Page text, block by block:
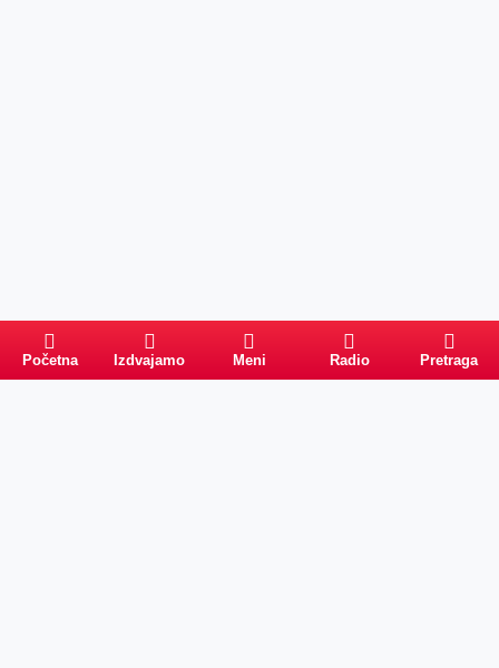
Početna Izdvajamo Meni Radio Pretraga